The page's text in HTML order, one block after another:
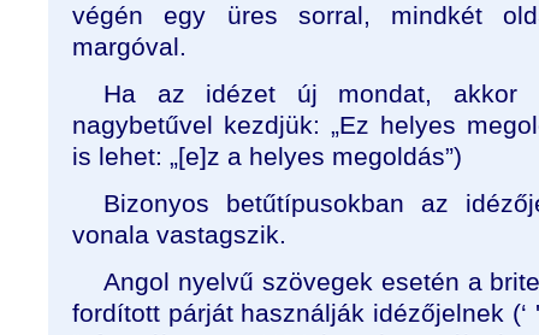
végén egy üres sorral, mindkét
margóval.
Ha az idézet új mondat, akkor
nagybetűvel kezdjük: „Ez helyes
is lehet: „[e]z a helyes megoldás”)
Bizonyos betűtípusokban az
vonala vastagszik.
Angol nyelvű szövegek esetén a
fordított párját használják idézőjelnek